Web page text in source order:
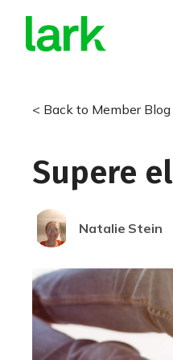
Does your
Find out now with our
Check My
< Back to Member Blog
Supere
Natalie Stein